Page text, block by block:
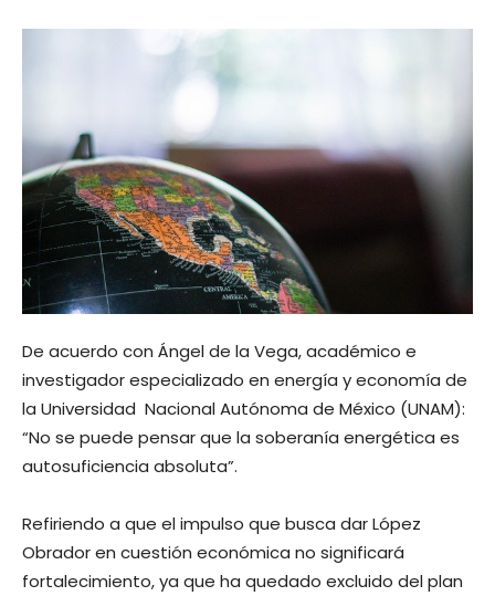
De acuerdo con Ángel de la Vega, académico e
investigador especializado en energía y economía de
la Universidad Nacional Autónoma de México (UNAM):
“No se puede pensar que la soberanía energética es
autosuficiencia absoluta”.
Refiriendo a que el impulso que busca dar López
Obrador en cuestión económica no significará
fortalecimiento, ya que ha quedado excluido del plan